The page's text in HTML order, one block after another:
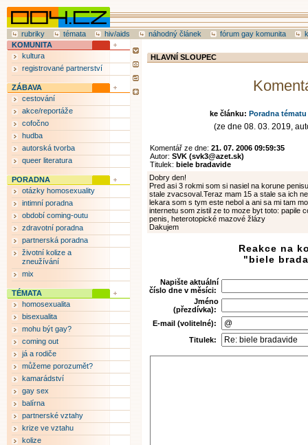
rubriky témata hiv/aids náhodný článek fórum gay komunita
HLAVNÍ SLOUPEC
ke článku: Poradna
(ze dne 08. 03. 2019,
Komentář ze dne: 21. 07. 2006 09:59:35
Autor: SVK (svk3@azet.sk)
Titulek: biele bradavide
Dobry den!
Pred asi 3 rokmi som si nasiel na korune
stale zvacsoval.Teraz mam 15 a stale sa ich
lekara som s tym este nebol a ani sa mi tam
internetu som zistil ze to moze byt toto: papile
penis, heterotopické mazové žlázy
Dakujem
Reakce na
"biele
Napište aktuální
číslo dne v měsíci:
Jméno
(přezdívka):
E-mail (volitelné):
Titulek:
KOMUNITA
kultura
registrované partnerství
ZÁBAVA
cestování
akce/reportáže
cofočno
hudba
autorská tvorba
queer literatura
PORADNA
otázky homosexuality
intimní poradna
období coming-outu
zdravotní poradna
partnerská poradna
životní kolize a
zneužívání
mix
TÉMATA
homosexualita
bisexualita
mohu být gay?
coming out
já a rodiče
můžeme porozumět?
kamarádství
gay sex
balírna
partnerské vztahy
krize ve vztahu
kolize